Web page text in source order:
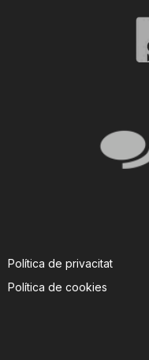
g
Política de privacitat
Política de cookies